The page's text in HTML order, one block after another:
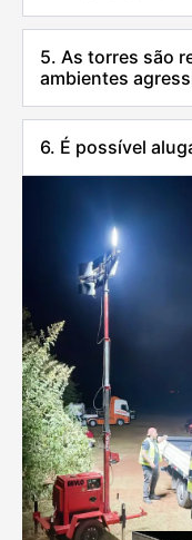
5. As torres são
ambientes
6. É possível